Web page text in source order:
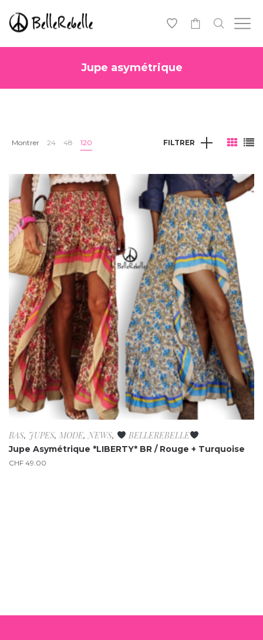
Jupe asymétrique
Montrer 24 48 120 FILTRER
BAS, JUPES, MODE,NEWS, BELLEREBELLE
Jupe Asymétrique *LIBERTY* BR / Rouge + Turquoise
CHF 49.00